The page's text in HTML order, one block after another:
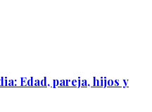
Edad, pareja, hijos y